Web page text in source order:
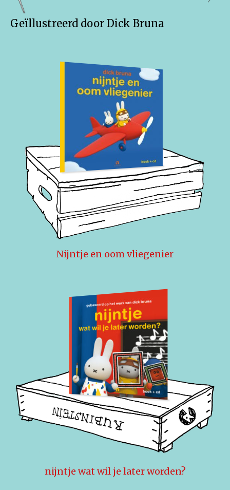
Geïllustreerd door Dick Bruna
Nijntje en oom vliegenier
nijntje wat wil je later worden?